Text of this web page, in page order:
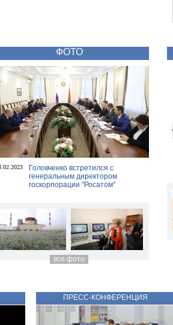
ФОТО
Головченко встретился с
генеральным директором
госкорпорации "Росатом"
все фото
ПРЕСС-КОНФЕРЕНЦИЯ